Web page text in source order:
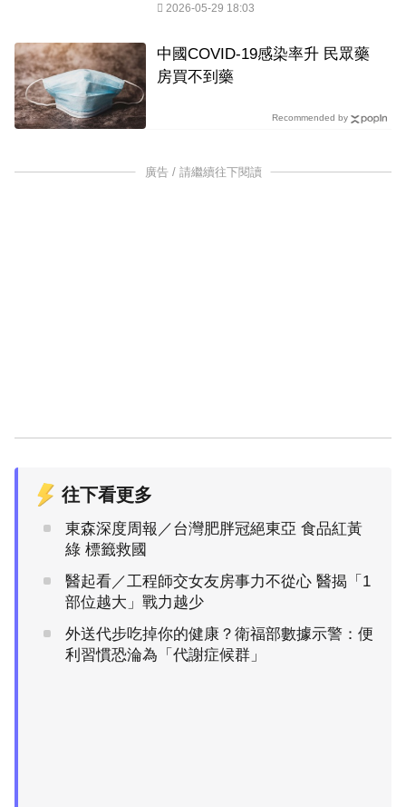
2026-05-29 18:03
中國COVID-19感染率升 民眾藥
房買不到藥
Recommended by
廣告 / 請繼續往下閱讀
往下看更多
東森深度周報／台灣肥胖冠絕東亞 食品紅黃
綠 標籤救國
醫起看／工程師交女友房事力不從心 醫揭「1
部位越大」戰力越少
外送代步吃掉你的健康？衛福部數據示警：便
利習慣恐淪為「代謝症候群」